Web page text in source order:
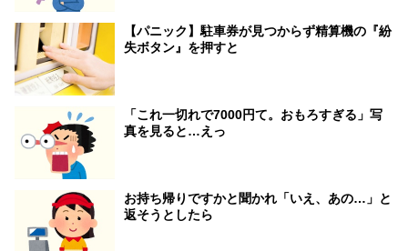
【パニック】駐車券が見つからず精算機の『紛
失ボタン』を押すと
「これ一切れで7000円て。おもろすぎる」写
真を見ると…えっ
お持ち帰りですかと聞かれ「いえ、あの…」と
返そうとしたら